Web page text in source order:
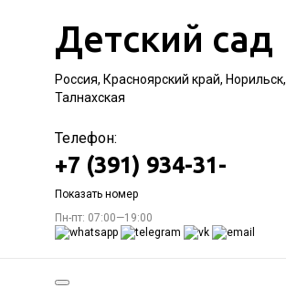
Детский сад
Россия, Красноярский край, Норильск,
Талнахская
Телефон:
+7 (391) 934-31-
Показать номер
Пн-пт: 07:00—19:00